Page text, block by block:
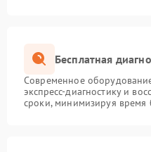
Бесплатная
Современное
экспресс-диагностику и
сроки, минимизируя время